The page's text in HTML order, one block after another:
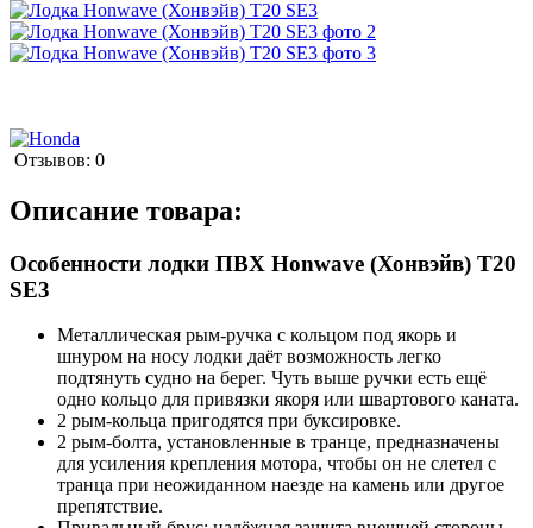
Отзывов: 0
Описание товара:
Особенности лодки ПВХ Honwave (Хонвэйв) T20
SE3
Металлическая рым-ручка с кольцом под якорь и
шнуром на носу лодки даёт возможность легко
подтянуть судно на берег. Чуть выше ручки есть ещё
одно кольцо для привязки якоря или швартового каната.
2 рым-кольца пригодятся при буксировке.
2 рым-болта, установленные в транце, предназначены
для усиления крепления мотора, чтобы он не слетел с
транца при неожиданном наезде на камень или другое
препятствие.